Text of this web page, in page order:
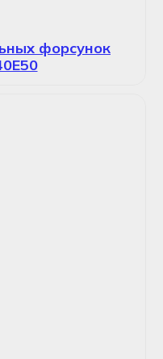
форсунок